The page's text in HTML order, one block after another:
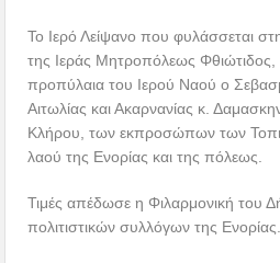
Το Ιερό Λείψανο που φυλάσσεται
της Ιεράς Μητροπόλεως
προπύλαια του Ιερού Ναού ο
Αιτωλίας και Ακαρνανίας κ.
Κλήρου, των εκπροσώπων των
λαού της Ενορίας και της πόλεως.
Τιμές απέδωσε η Φιλαρμονική του
πολιτιστικών συλλόγων της Ενορίας.